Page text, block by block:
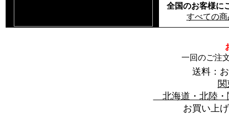
全国のお客様に
すべての
一回のご注
送料：
北海道・北陸
お買い上